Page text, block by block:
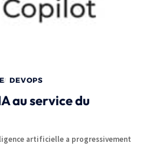
DEVOPS
au service du
artificielle a progressivement